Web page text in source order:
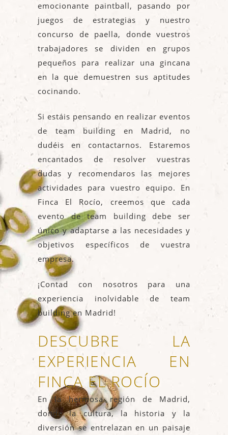
emocionante paintball, pasando por
juegos de estrategias y nuestro
concurso de paella, donde vuestros
trabajadores se dividen en grupos
pequeños para realizar una gincana
en la que demuestren sus aptitudes
cocinando.
Si estáis pensando en realizar eventos
de team building en Madrid, no
dudéis en contactarnos. Estaremos
encantados de resolver vuestras
dudas y recomendaros las mejores
actividades para vuestro equipo. En
Finca El Rocío, creemos que cada
evento de team building debe ser
único y adaptarse a las necesidades y
objetivos específicos de vuestra
empresa.
¡Contad con nosotros para una
experiencia inolvidable de team
building en Madrid!
DESCUBRE LA
EXPERIENCIA EN
FINCA EL ROCÍO
En la hermosa región de Madrid,
donde la cultura, la historia y la
diversión se entrelazan en un paisaje